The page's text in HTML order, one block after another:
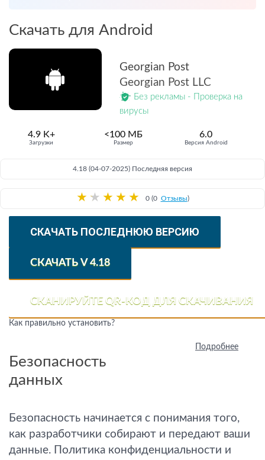
Скачать для Android
Georgian Post
Georgian Post LLC
Без рекламы - Проверка на
вирусы
4.9 K+
Загрузки
<100 МБ
Размер
6.0
Версия Android
4.18 (04-07-2025) Последняя версия
★ ★ ★ ★ ★ 0 (0 Отзывы)
СКАЧАТЬ ПОСЛЕДНЮЮ ВЕРСИЮ
СКАЧАТЬ V 4.18
СКАНИРУЙТЕ QR-КОД ДЛЯ СКАЧИВАНИЯ
Как правильно установить?
Безопасность
данных
Подробнее
Безопасность начинается с понимания того,
как разработчики собирают и передают ваши
данные. Политика конфиденциальности и